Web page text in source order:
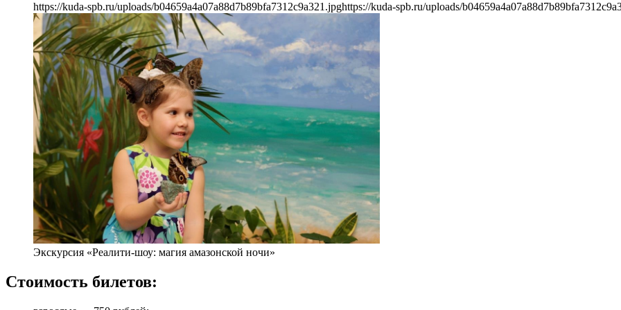
https://kuda-spb.ru/uploads/b04659a4a07a88d7b89bfa7312c9a321.jpghttps://kuda-spb.ru/uploads/
Экскурсия «Реалити-шоу: магия амазонской ночи»
Стоимость билетов: